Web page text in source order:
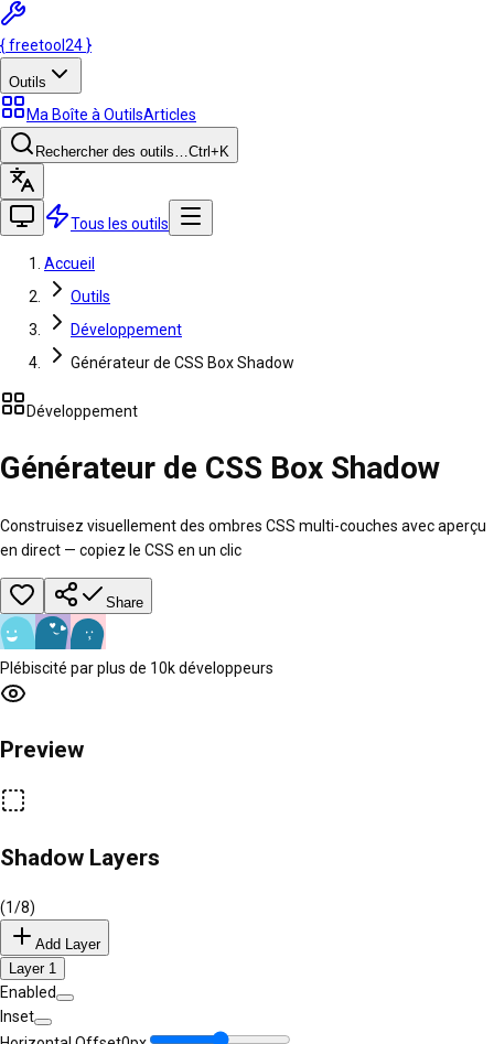
{freetool 24 }
Outils
Ma Boîte à OutilsArticles
Rechercher des outils…Ctrl +K
Tous les outils
Accueil
Outils
Développement
Générateur de CSS Box Shadow
Développement
Générateur de CSS Box Shadow
Construisez visuellement des ombres CSS multi-couches avec aperçu
en direct — copiez le CSS en un clic
Share
Plébiscité par plus de 10k développeurs
Preview
Shadow Layers
(1/8)
Add Layer
Layer 1
Enabled
Inset